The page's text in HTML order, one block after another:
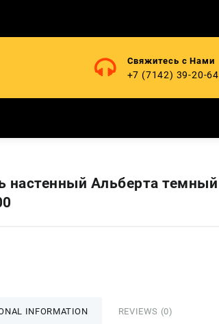
Свяжитесь с Нами
+7 (7142) 39-20-64
настенный Альберта темный
INFORMATION REVIEWS (0)